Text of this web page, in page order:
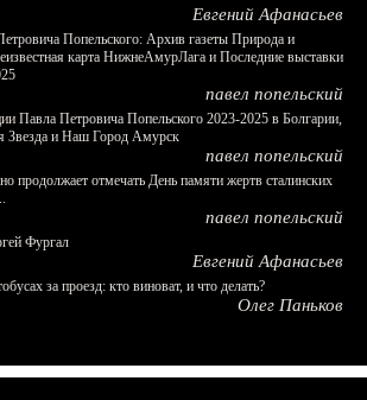
Евгений Афанасьев
Попельского: Архив газеты Природа и
карта НижнеАмурЛага и Последние выставки
павел попельский
Павла Петровича Попельского 2023-2025 в Болгарии,
Звезда и Наш Город Амурск
павел попельский
продолжает отмечать День памяти жертв сталинских
павел попельский
Фургал
Евгений Афанасьев
за проезд: кто виноват, и что делать?
Олег Паньков